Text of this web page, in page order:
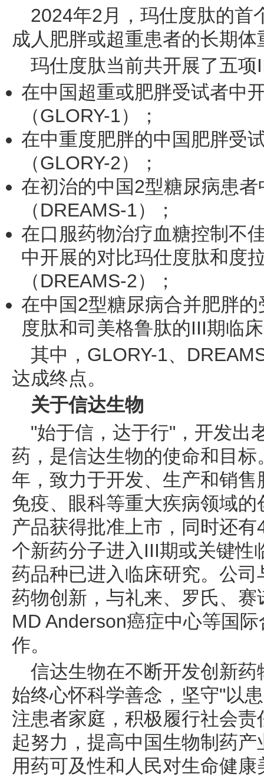
2024年2月，玛仕度肽的首
成人肥胖或超重患者的长期体
玛仕度肽当前共开展了五
在中国超重或肥胖受试者中
（GLORY-1）；
在中重度肥胖的中国肥胖受
（GLORY-2）；
在初治的中国2型糖尿病患
（DREAMS-1）；
在口服药物治疗血糖控制不
中开展的对比玛仕度肽和度
（DREAMS-2）；
在中国2型糖尿病合并肥胖
度肽和司美格鲁肽的III期临
其中，GLORY-1、
达成终点。
关于信达生物
"始于信，达于行"，开发出
药，是信达生物的使命和目
年，致力于开发、生产和销
免疫、眼科等重大疾病领域
产品获得批准上市，同时还
个新药分子进入III期或关键性
药品种已进入临床研究。公
药物创新，与礼来、罗氏、
MD Anderson癌症中心等国
作。
信达生物在不断开发创新
始终心怀科学善念，坚守"以
注患者家庭，积极履行社会
起努力，提高中国生物制药
用药可及性和人民对生命健